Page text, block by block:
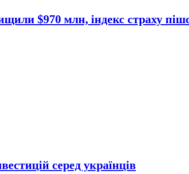
$970 млн, індекс страху
серед українців